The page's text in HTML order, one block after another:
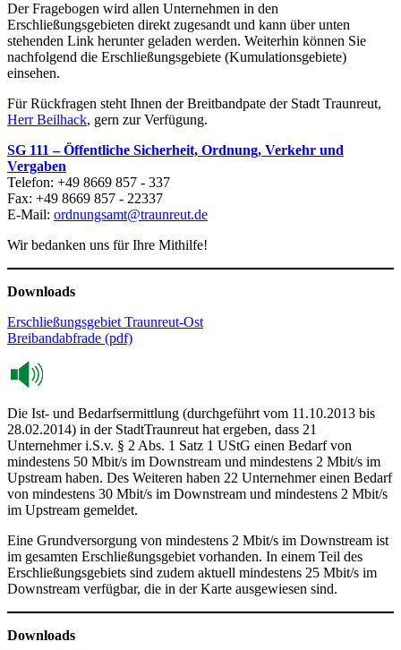
Der Fragebogen wird allen Unternehmen in den
Erschließungsgebieten direkt zugesandt und kann über unten
stehenden Link herunter geladen werden. Weiterhin können Sie
nachfolgend die Erschließungsgebiete (Kumulationsgebiete)
einsehen.
Für Rückfragen steht Ihnen der Breitbandpate der Stadt Traunreut,
Herr Beilhack, gern zur Verfügung.
SG 111 – Öffentliche Sicherheit, Ordnung, Verkehr und
Vergaben
Telefon: +49 8669 857 - 337
Fax: +49 8669 857 - 22337
E-Mail: ordnungsamt@traunreut.de
Wir bedanken uns für Ihre Mithilfe!
Downloads
Erschließungsgebiet Traunreut-Ost
Breibandabfrade (pdf)
Die Ist- und Bedarfsermittlung (durchgeführt vom 11.10.2013 bis
28.02.2014) in der StadtTraunreut hat ergeben, dass 21
Unternehmer i.S.v. § 2 Abs. 1 Satz 1 UStG einen Bedarf von
mindestens 50 Mbit/s im Downstream und mindestens 2 Mbit/s im
Upstream haben. Des Weiteren haben 22 Unternehmer einen Bedarf
von mindestens 30 Mbit/s im Downstream und mindestens 2 Mbit/s
im Upstream gemeldet.
Eine Grundversorgung von mindestens 2 Mbit/s im Downstream ist
im gesamten Erschließungsgebiet vorhanden. In einem Teil des
Erschließungsgebiets sind zudem aktuell mindestens 25 Mbit/s im
Downstream verfügbar, die in der Karte ausgewiesen sind.
Downloads